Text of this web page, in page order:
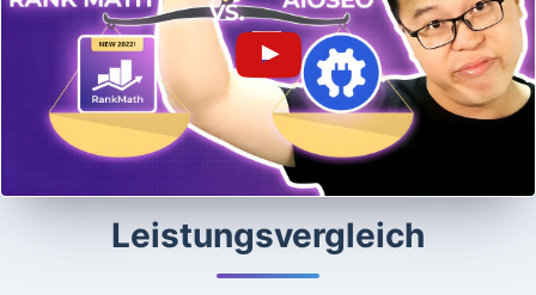
Leistungsvergleich